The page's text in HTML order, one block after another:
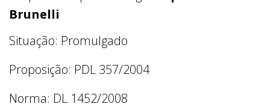
Brunelli
Situação: Promulgado
Proposição: PDL 357/2004
Norma: DL 1452/2008